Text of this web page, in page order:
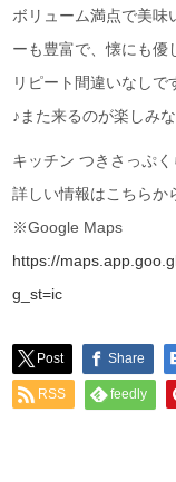
ボリューム満点で美味
ーも豊富で、懐にも優
リピート間違いなしで
♪また来るのが楽しみ
キッチン つきさっぷく
詳しい情報はこちらか
※Google Maps
https://
g_st=ic
Post Share
RSS feedly